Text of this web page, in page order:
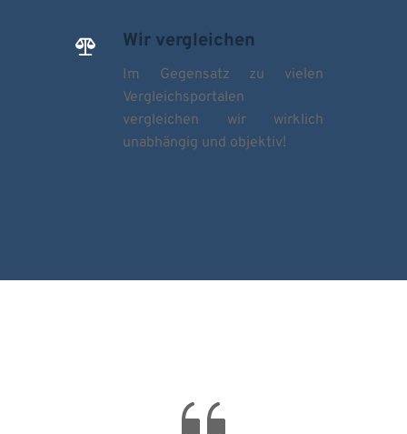
Wir vergleichen
﻿Im Gegensatz zu vielen
Vergleichsportalen
vergleichen wir wirklich
unabhängig und objektiv!